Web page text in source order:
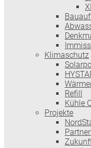
Klimaschutz
Refill
Kühle
Projekte